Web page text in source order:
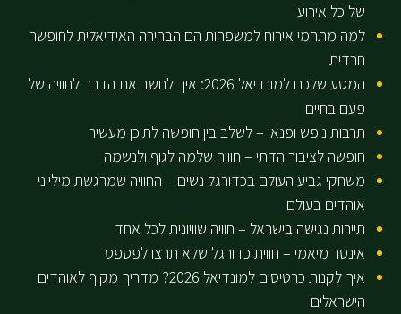
של כל אירוע
למה מתחמי אירוח למשפחות הם הבחירה האידיאלית לחופשה
חרדית
המסע שלכם למונדיאל 2026: איך לחשב את הדרך לחוויה של
פעם בחיים
תרבות נופש ופנאי – לשלב בין חופשה לתוכן מעשיר
חופשה לציבור הדתי – חוויה שלמה לגוף ולנשמה
משחקי גביע העולם בכדורגל נשים – החוויה שמרגשת מיליוני
אוהדים בעולם
תיירות נגישה בישראל – חוויה שוויונית לכל אחד
אינטר מיאמי – חווית כדורגל שלא תרצו לפספס
איך לקנות כרטיסים למונדיאל 2026? מדריך מקיף לאוהדים
הישראלים